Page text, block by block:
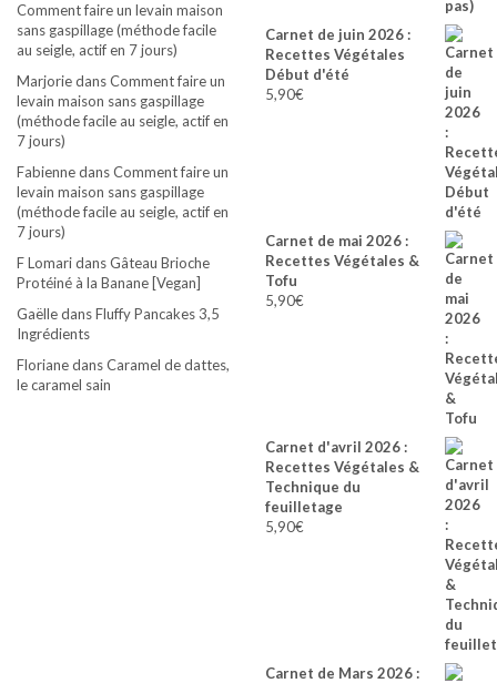
Comment faire un levain maison
sans gaspillage (méthode facile
au seigle, actif en 7 jours)
MarjoriedansComment faire un
levain maison sans gaspillage
(méthode facile au seigle, actif en
7 jours)
FabiennedansComment faire un
levain maison sans gaspillage
(méthode facile au seigle, actif en
7 jours)
F LomaridansGâteau Brioche
Protéiné à la Banane [Vegan]
GaëlledansFluffy Pancakes 3,5
Ingrédients
FlorianedansCaramel de dattes,
le caramel sain
Carnet de juin 2026 :
Recettes Végétales
Début d'été
5,90€
Carnet de mai 2026 :
Recettes Végétales &
Tofu
5,90€
Carnet d'avril 2026 :
Recettes Végétales &
Technique du
feuilletage
5,90€
Carnet de Mars 2026 :